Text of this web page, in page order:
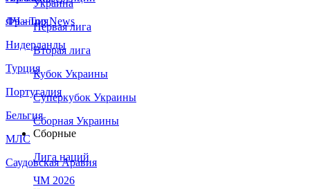
Франция
Нидерланды
Турция
Португалия
Бельгия
МЛС
Саудовская Аравия
ЛЧ - Top News
Украина
Первая лига
Вторая лига
Кубок Украины
Суперкубок Украины
Сборная Украины
Сборные
Лига наций
ЧМ 2026